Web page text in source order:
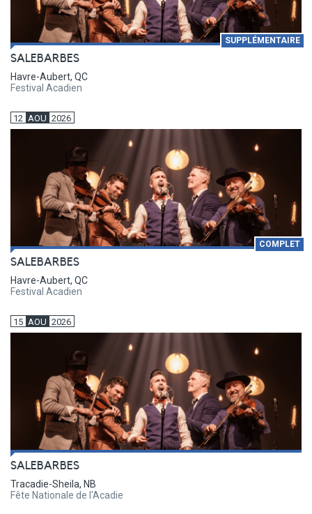
SUPPLÉMENTAIRE
SALEBARBES
Havre-Aubert, QC
Festival Acadien
12 AOU 2026
COMPLET
SALEBARBES
Havre-Aubert, QC
Festival Acadien
15 AOU 2026
SALEBARBES
Tracadie-Sheila, NB
Fête Nationale de l'Acadie